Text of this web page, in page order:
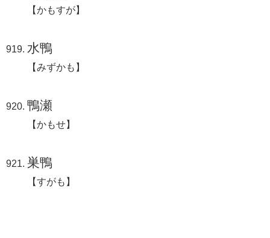
【かもすが】
水鴨
【みずかも】
鴨瀬
【かもせ】
巣鴨
【すがも】